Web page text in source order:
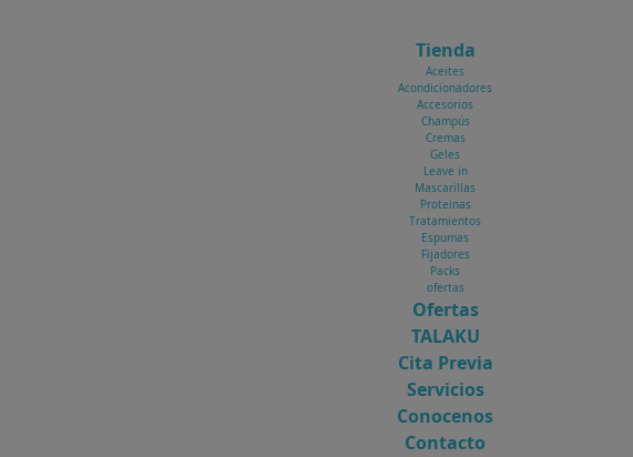
Tienda
Aceites
Acondicionadores
Accesorios
Champús
Cremas
Geles
Leave in
Mascarillas
Proteinas
Tratamientos
Espumas
Fijadores
Packs
ofertas
Ofertas
TALAKU
Cita Previa
Servicios
Conocenos
Contacto